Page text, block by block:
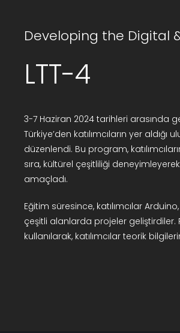
Developing the Digital
LTT-4
3-7 Haziran 2024 tarihleri arasında
Türkiye’den katılımcıların yer
düzenlendi. Bu program,
sıra, kültürel çeşitliliği
amaçladı.
Eğitim süresince, katılımcılar
çeşitli alanlarda projeler
kullanılarak, katılımcılar teorik